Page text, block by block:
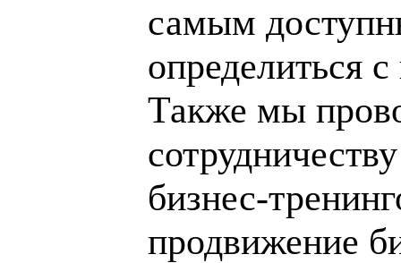
самым
определиться
Также мы
бизнес-
продвижение